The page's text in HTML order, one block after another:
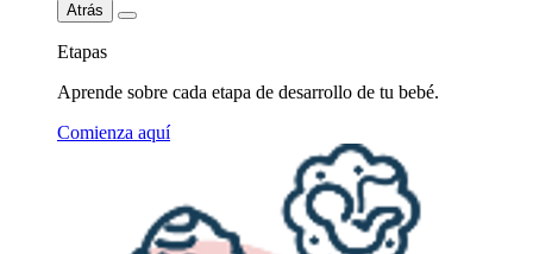
Atrás
Etapas
Aprende sobre cada etapa de desarrollo de tu bebé.
Comienza aquí